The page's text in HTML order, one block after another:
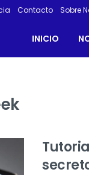
Contacto Sobre
INICIO